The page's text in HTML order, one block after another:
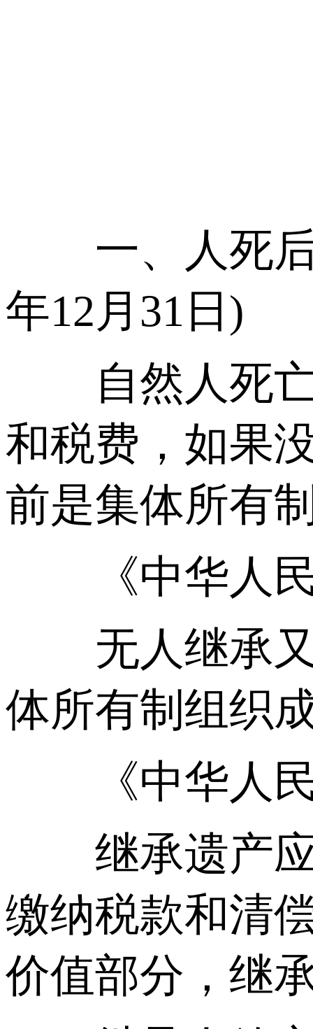
一、人死后
年12月31日)
自然人死亡
和税费，如果
前是集体所有
《中华人民
无人继承又
体所有制组织
《中华人民
继承遗产应
缴纳税款和清
价值部分，继